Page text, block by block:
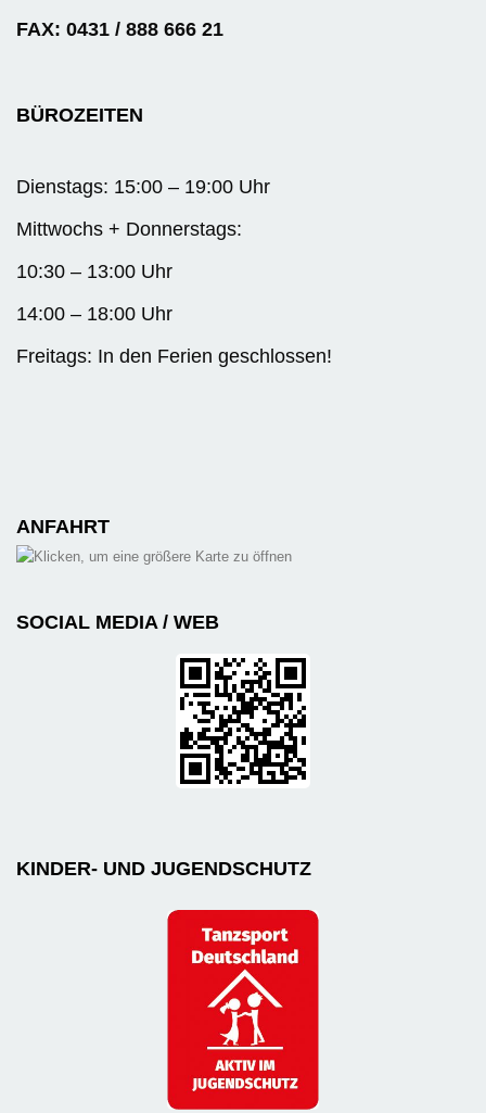
FAX: 0431 / 888 666 21
BÜROZEITEN
Dienstags: 15:00 – 19:00 Uhr
Mittwochs + Donnerstags:
10:30 – 13:00 Uhr
14:00 – 18:00 Uhr
Freitags: In den Ferien geschlossen!
ANFAHRT
SOCIAL MEDIA / WEB
KINDER- UND JUGENDSCHUTZ